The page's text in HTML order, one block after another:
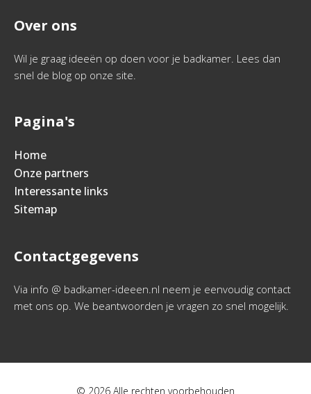
Over ons
Wil je graag ideeën op doen voor je badkamer. Lees dan
snel de blog op onze site.
Pagina's
Home
Onze partners
Interessante links
Sitemap
Contactgegevens
Via info @ badkamer-ideeen.nl neem je eenvoudig contact
met ons op. We beantwoorden je vragen zo snel mogelijk.
© 2026 Alle rechten voorbehouden